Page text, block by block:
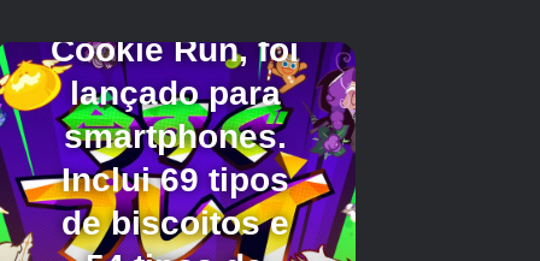
2026 será o ano em que o futebol, que
acontece uma vez a cada quatro anos, será
emocionante e, desde que estávamos
desenvolvendo Victory Road, queríamos
trabalhar com outra pessoa para fazer um jogo
para smartphone. Entre eles, Aiming foi quem
sentiu que poderia fazer da melhor maneira.